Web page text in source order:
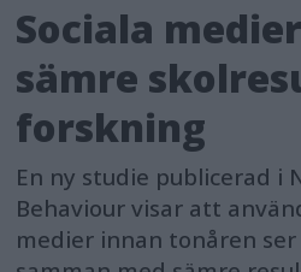
Sociala
sämre
forskning
En ny studie publicerad i
Behaviour visar att
medier innan tonåren